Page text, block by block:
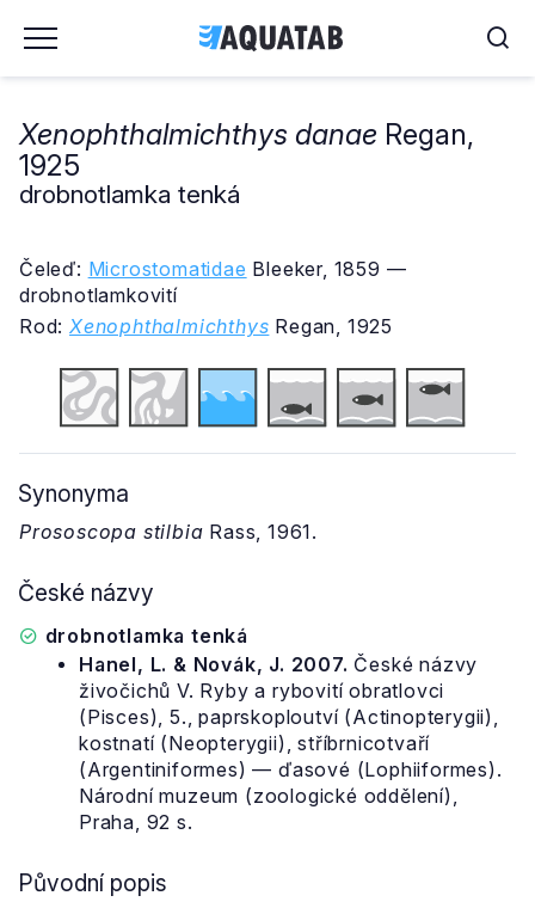
Xenophthalmichthys danae Regan,
1925
drobnotlamka tenká
Čeleď: Microstomatidae Bleeker, 1859 —
drobnotlamkovití
Rod: Xenophthalmichthys Regan, 1925
Synonyma
Prososcopa stilbia Rass, 1961.
České názvy
drobnotlamka tenká
Hanel, L. & Novák, J. 2007. České názvy
živočichů V. Ryby a rybovití obratlovci
(Pisces), 5., paprskoploutví (Actinopterygii),
kostnatí (Neopterygii), stříbrnicotvaří
(Argentiniformes) — ďasové (Lophiiformes).
Národní muzeum (zoologické oddělení),
Praha, 92 s.
Původní popis